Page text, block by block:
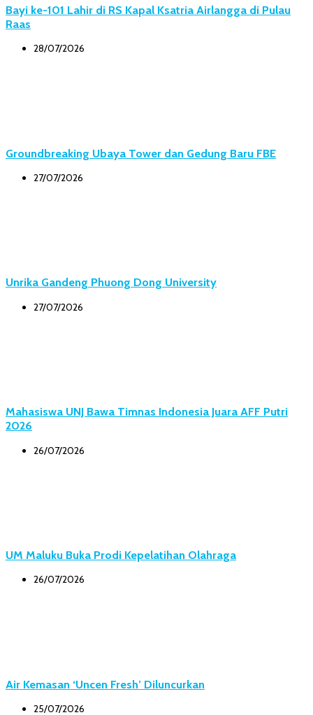
Bayi ke-101 Lahir di RS Kapal Ksatria Airlangga di Pulau
Raas
28/07/2026
Groundbreaking Ubaya Tower dan Gedung Baru FBE
27/07/2026
Unrika Gandeng Phuong Dong University
27/07/2026
Mahasiswa UNJ Bawa Timnas Indonesia Juara AFF Putri
2026
26/07/2026
UM Maluku Buka Prodi Kepelatihan Olahraga
26/07/2026
Air Kemasan ‘Uncen Fresh’ Diluncurkan
25/07/2026